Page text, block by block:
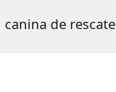
de rescate